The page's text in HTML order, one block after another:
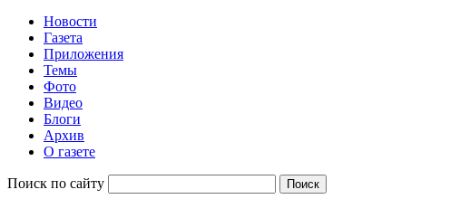
Новости
Газета
Приложения
Темы
Фото
Видео
Блоги
Архив
О газете
Поиск по сайту